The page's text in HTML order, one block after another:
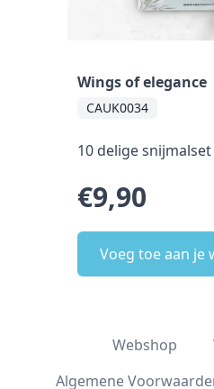
Wings of elegance
CAUK0034
10 delige snijmalset
€9,90
Voeg toe aan je
Webshop
Algemene